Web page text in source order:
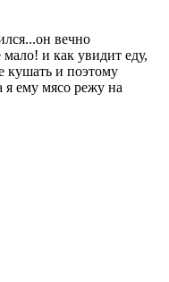
вечно
и как увидит еду,
кушать и поэтому
я ему мясо режу на